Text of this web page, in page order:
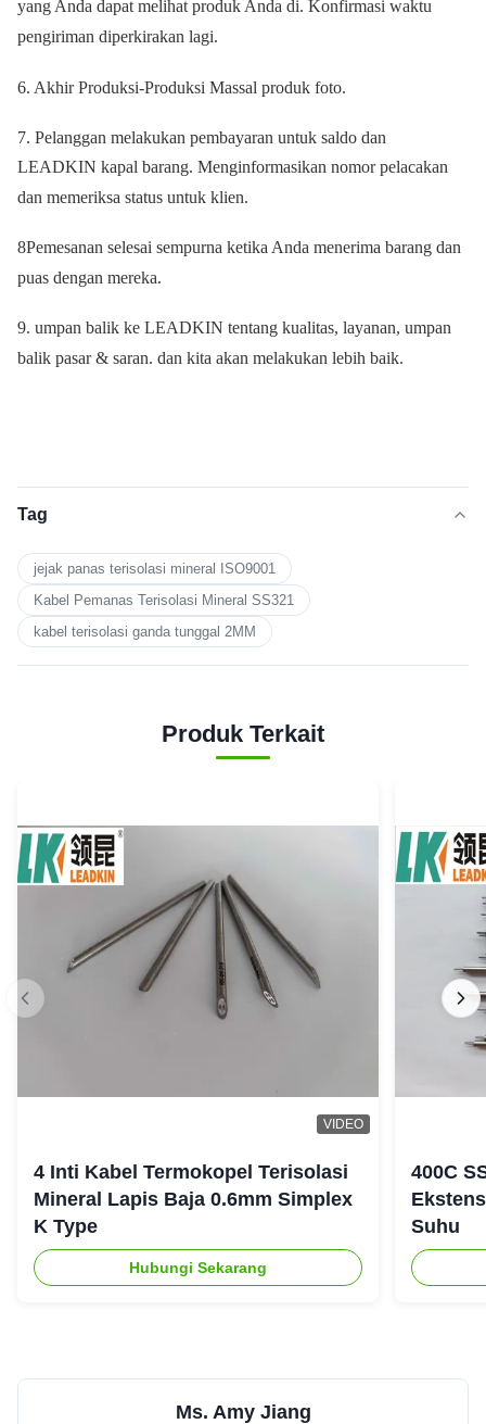
yang Anda dapat melihat produk Anda di. Konfirmasi waktu
pengiriman diperkirakan lagi.
6. Akhir Produksi-Produksi Massal produk foto.
7. Pelanggan melakukan pembayaran untuk saldo dan
LEADKIN kapal barang. Menginformasikan nomor pelacakan
dan memeriksa status untuk klien.
8Pemesanan selesai sempurna ketika Anda menerima barang dan
puas dengan mereka.
9. umpan balik ke LEADKIN tentang kualitas, layanan, umpan
balik pasar & saran. dan kita akan melakukan lebih baik.
Tag
jejak panas terisolasi mineral ISO9001
Kabel Pemanas Terisolasi Mineral SS321
kabel terisolasi ganda tunggal 2MM
Produk Terkait
VIDEO
4 Inti Kabel Termokopel Terisolasi
Mineral Lapis Baja 0.6mm Simplex
K Type
Hubungi Sekarang
400C
Suhu
Ms. Amy Jiang